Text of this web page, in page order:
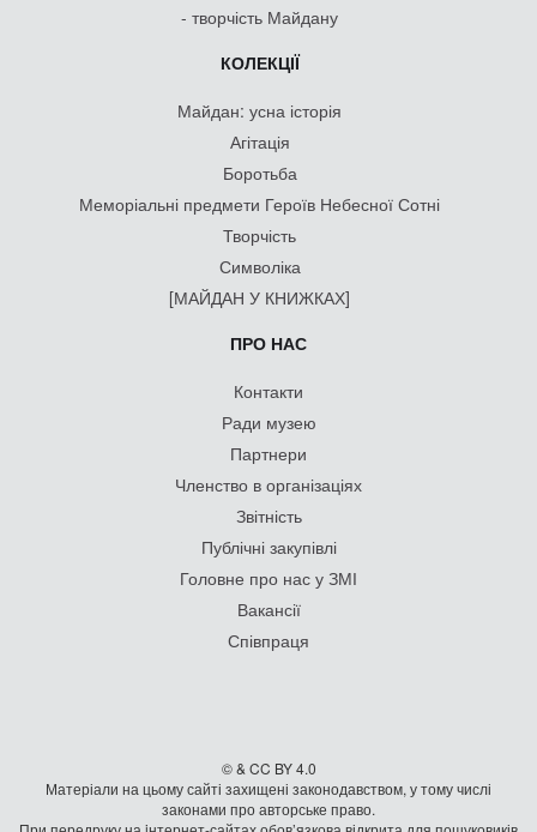
- творчість Майдану
КОЛЕКЦІЇ
Майдан: усна історія
Агітація
Боротьба
Меморіальні предмети Героїв Небесної Сотні
Творчість
Символіка
[МАЙДАН У КНИЖКАХ]
ПРО НАС
Контакти
Ради музею
Партнери
Членство в організаціях
Звітність
Публічні закупівлі
Головне про нас у ЗМІ
Вакансії
Співпраця
© & CC BY 4.0
Матеріали на цьому сайті захищені законодавством, у тому числі
законами про авторське право.